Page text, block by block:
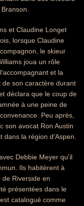
et Claudine Longet
lorsque Claudine
le skieur
joua un rôle
et la
son caractère durant
déclara que le coup de
à une peine de
Peu après,
son avocat Ron Austin
la région d'Aspen.
Debbie Meyer qu'il
Ils habitèrent à
Riverside en
présentées dans le
catalogué comme